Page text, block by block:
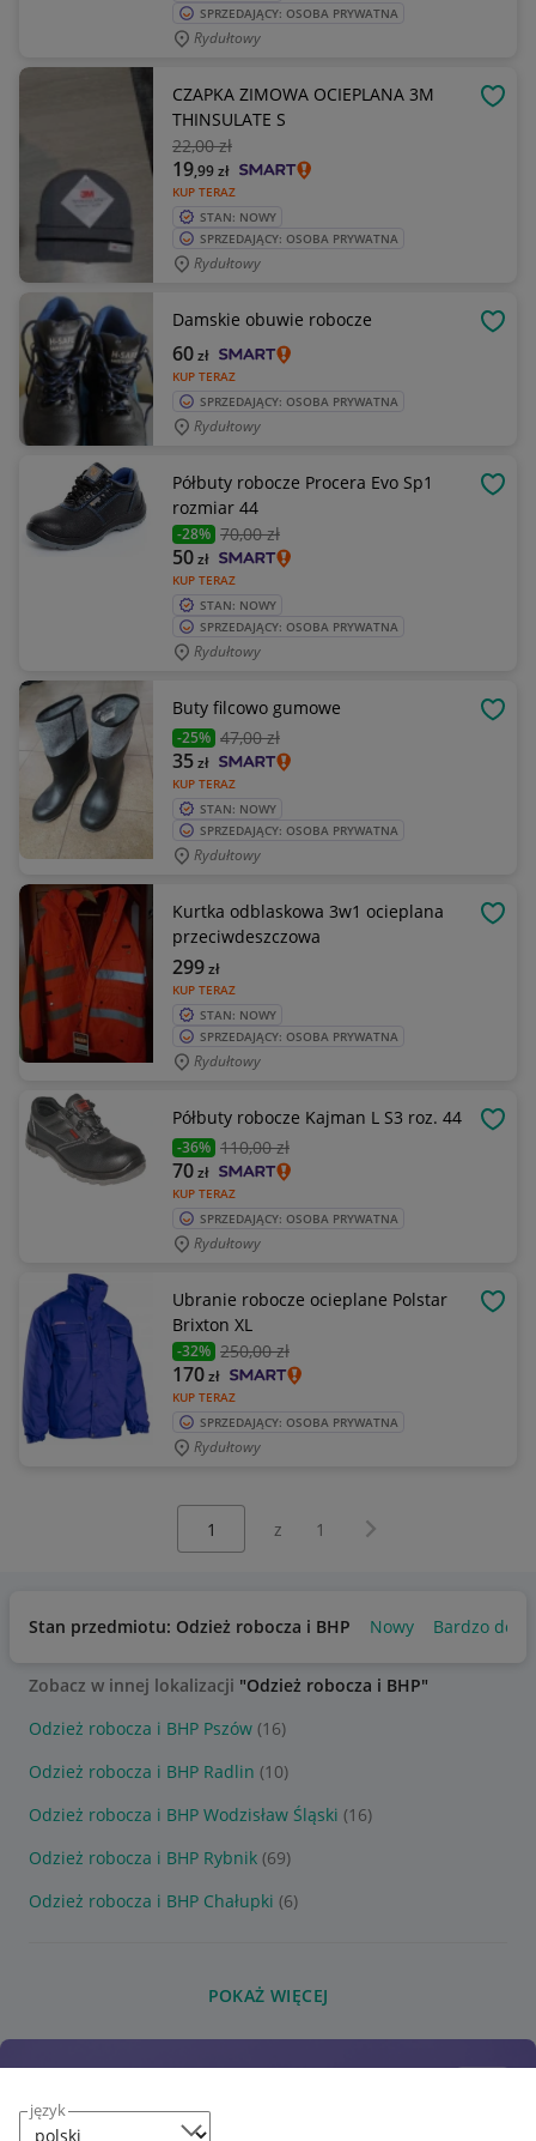
język
SPRZEDAJĄCY: OSOBA PRYWATNA
Rydułtowy
CZAPKA ZIMOWA OCIEPLANA 3M
THINSULATE S
22,00 zł
KUP TERAZ
19,99zł
STAN: NOWY
SPRZEDAJĄCY: OSOBA PRYWATNA
Rydułtowy
Damskie obuwie robocze
KUP TERAZ
60zł
SPRZEDAJĄCY: OSOBA PRYWATNA
Rydułtowy
Półbuty robocze Procera Evo Sp1
rozmiar 44
-28% 70,00 zł
KUP TERAZ
50zł
STAN: NOWY
SPRZEDAJĄCY: OSOBA PRYWATNA
Rydułtowy
Buty filcowo gumowe
-25% 47,00 zł
KUP TERAZ
35zł
STAN: NOWY
SPRZEDAJĄCY: OSOBA PRYWATNA
Rydułtowy
Kurtka odblaskowa 3w1 ocieplana
przeciwdeszczowa
KUP TERAZ
299zł
STAN: NOWY
SPRZEDAJĄCY: OSOBA PRYWATNA
Rydułtowy
Półbuty robocze Kajman L S3 roz. 44
-36% 110,00 zł
KUP TERAZ
70zł
SPRZEDAJĄCY: OSOBA PRYWATNA
Rydułtowy
Ubranie robocze ocieplane Polstar
Brixton XL
-32% 250,00 zł
KUP TERAZ
170zł
SPRZEDAJĄCY: OSOBA PRYWATNA
Rydułtowy
z 1 Następna strona
Stan przedmiotu: Odzież robocza i BHP Nowy Bardzo
Zobacz w innej lokalizacji "Odzież robocza i BHP"
Odzież robocza i BHP Pszów (16)
Odzież robocza i BHP Radlin (10)
Odzież robocza i BHP Wodzisław Śląski (16)
Odzież robocza i BHP Rybnik (69)
Odzież robocza i BHP Chałupki (6)
POKAŻ WIĘCEJ